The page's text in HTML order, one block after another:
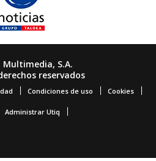
S.A.
reservados
Condiciones de uso Cookies
Administrar Utiq